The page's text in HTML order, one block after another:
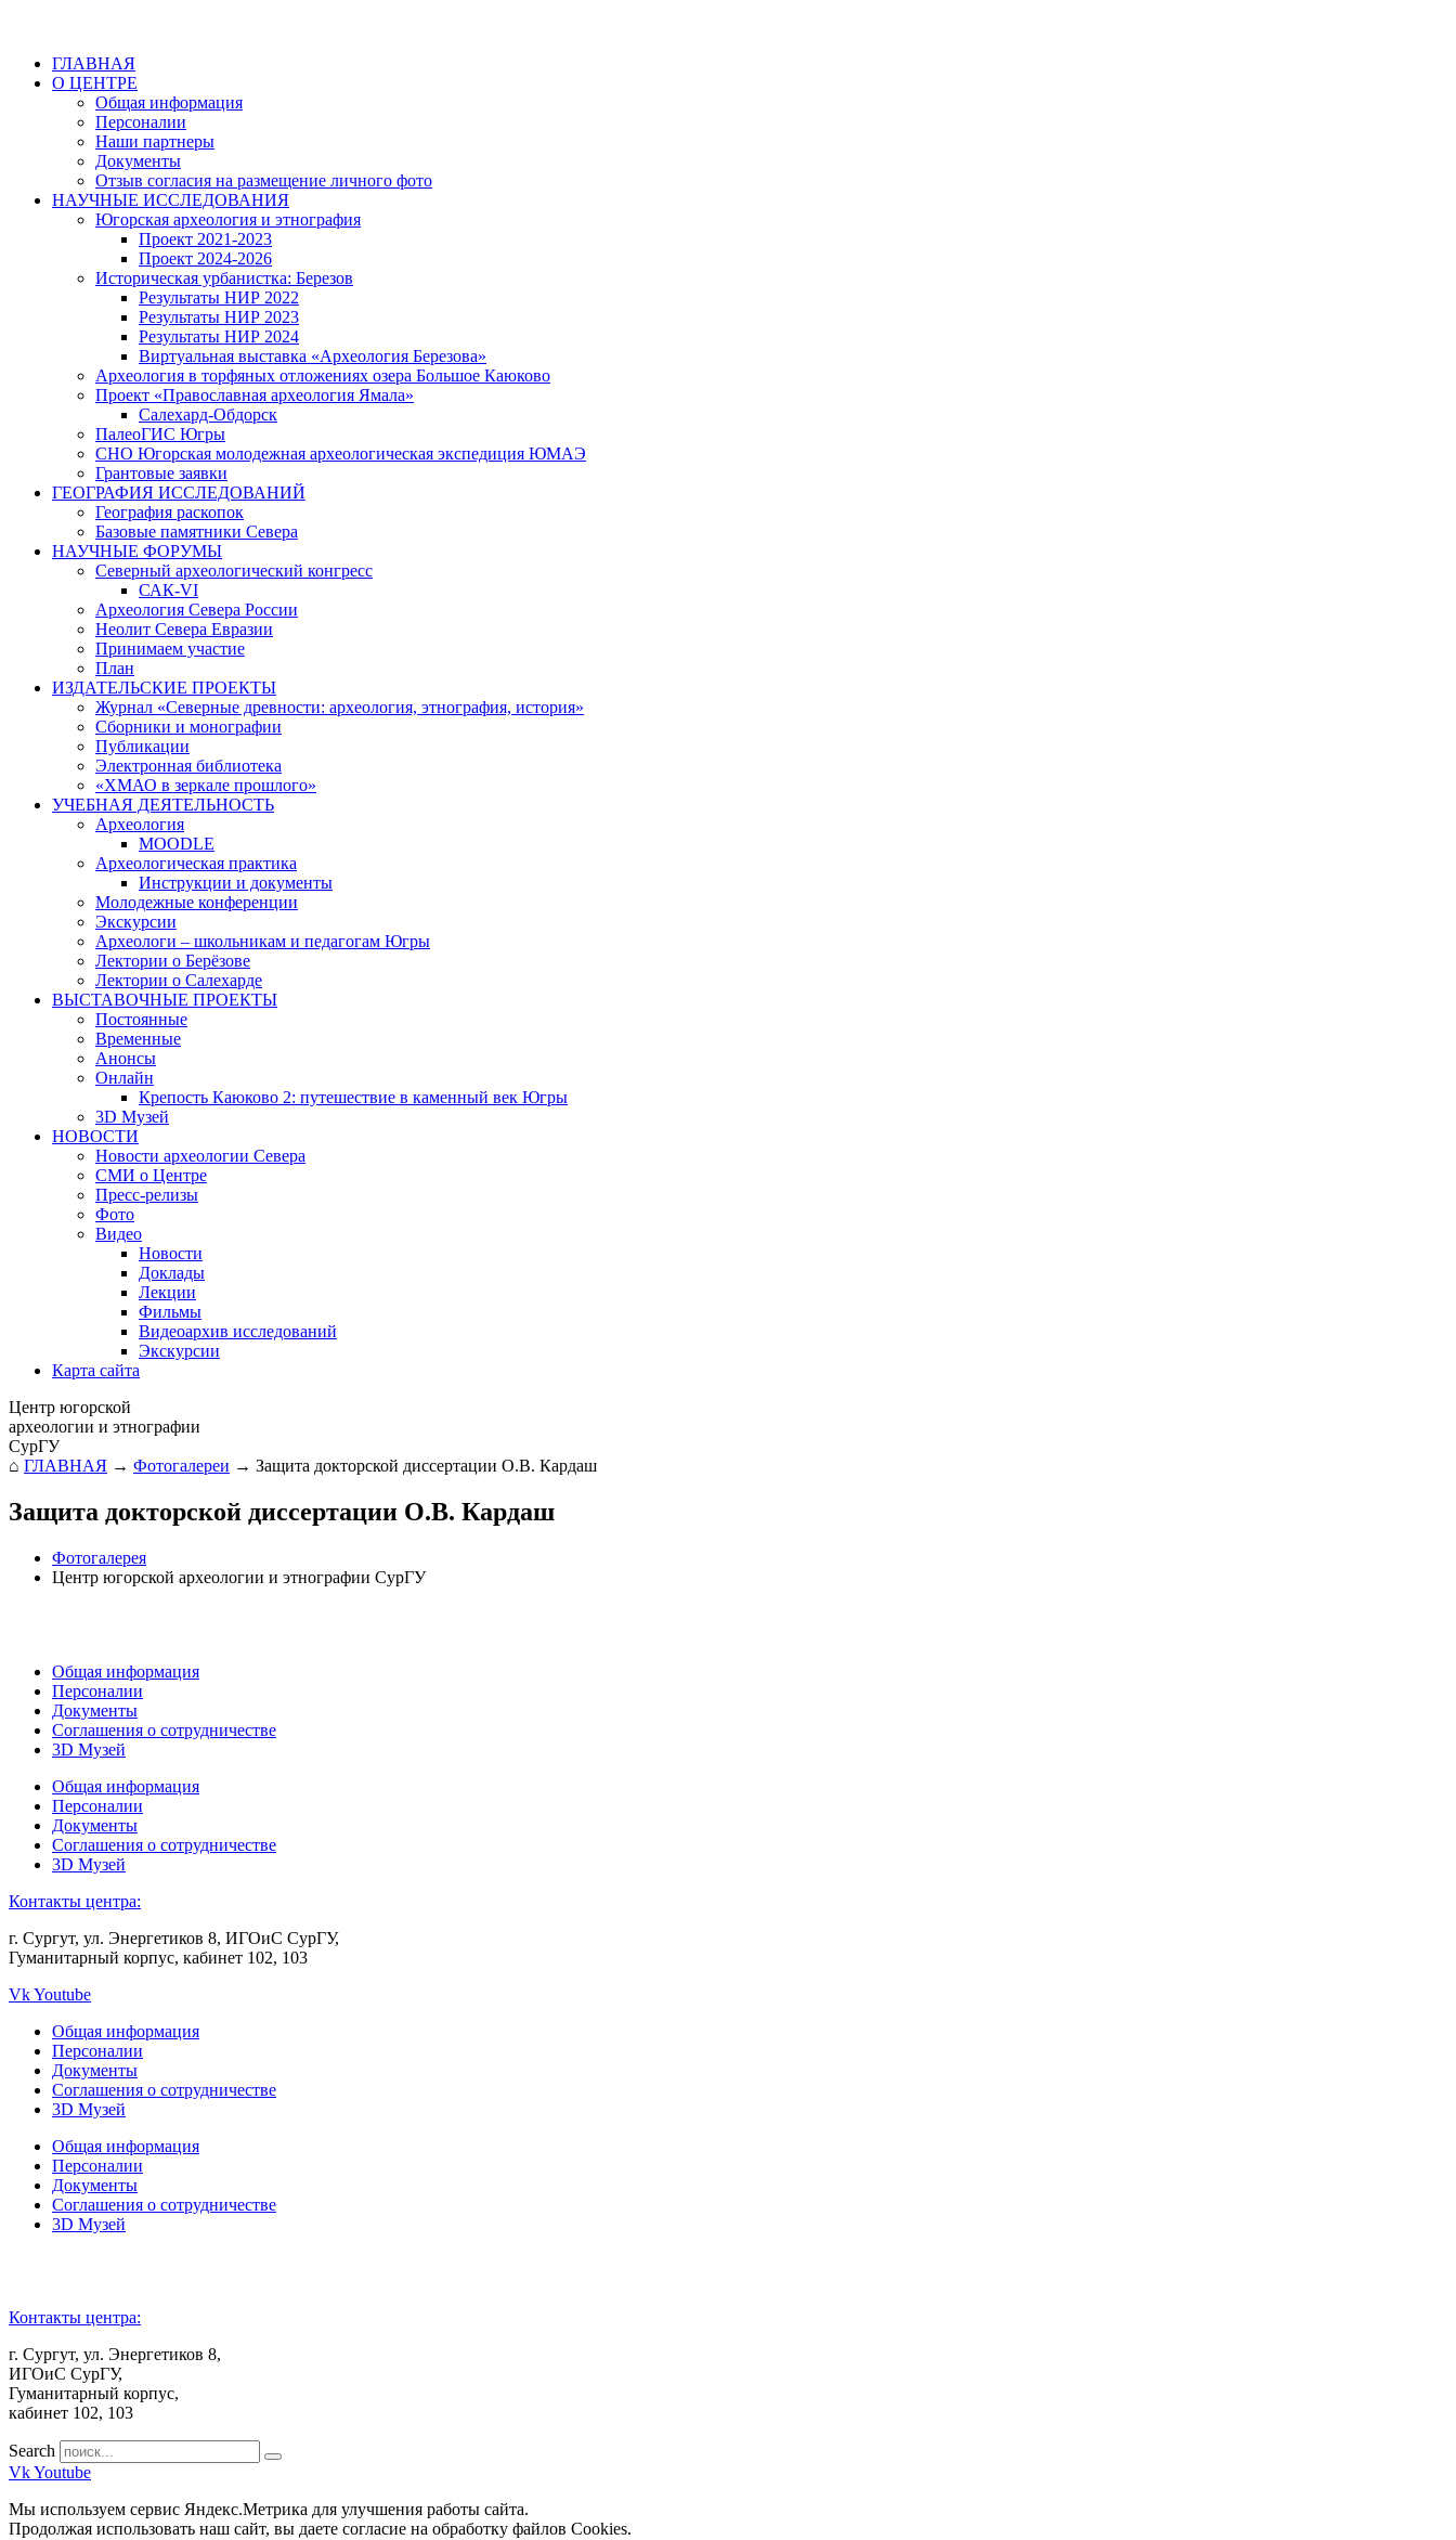
ГЛАВНАЯ
О ЦЕНТРЕ
Общая информация
Персоналии
Наши партнеры
Документы
Отзыв согласия на размещение личного фото
НАУЧНЫЕ ИССЛЕДОВАНИЯ
Югорская археология и этнография
Проект 2021-2023
Проект 2024-2026
Историческая урбанистка: Березов
Результаты НИР 2022
Результаты НИР 2023
Результаты НИР 2024
Виртуальная выставка «Археология Березова»
Археология в торфяных отложениях озера Большое Каюково
Проект «Православная археология Ямала»
Салехард-Обдорск
ПалеоГИС Югры
СНО Югорская молодежная археологическая экспедиция ЮМАЭ
Грантовые заявки
ГЕОГРАФИЯ ИССЛЕДОВАНИЙ
География раскопок
Базовые памятники Севера
НАУЧНЫЕ ФОРУМЫ
Северный археологический конгресс
САК-VI
Археология Севера России
Неолит Севера Евразии
Принимаем участие
План
ИЗДАТЕЛЬСКИЕ ПРОЕКТЫ
Журнал «Северные древности: археология, этнография, история»
Сборники и монографии
Публикации
Электронная библиотека
«ХМАО в зеркале прошлого»
УЧЕБНАЯ ДЕЯТЕЛЬНОСТЬ
Археология
MOODLE
Археологическая практика
Инструкции и документы
Молодежные конференции
Экскурсии
Археологи – школьникам и педагогам Югры
Лектории о Берёзове
Лектории о Салехарде
ВЫСТАВОЧНЫЕ ПРОЕКТЫ
Постоянные
Временные
Анонсы
Онлайн
Крепость Каюково 2: путешествие в каменный век Югры
3D Музей
НОВОСТИ
Новости археологии Севера
СМИ о Центре
Пресс-релизы
Фото
Видео
Новости
Доклады
Лекции
Фильмы
Видеоархив исследований
Экскурсии
Карта сайта
Центр югорской
археологии и этнографии
СурГУ
⌂ ГЛАВНАЯ → Фотогалереи → Защита докторской диссертации О.В. Кардаш
Защита докторской диссертации О.В. Кардаш
Фотогалерея
Центр югорской археологии и этнографии СурГУ
Общая информация
Персоналии
Документы
Соглашения о сотрудничестве
3D Музей
Общая информация
Персоналии
Документы
Соглашения о сотрудничестве
3D Музей
Контакты центра:
г. Сургут, ул. Энергетиков 8, ИГОиС СурГУ,
Гуманитарный корпус, кабинет 102, 103
VkYoutube
Общая информация
Персоналии
Документы
Соглашения о сотрудничестве
3D Музей
Общая информация
Персоналии
Документы
Соглашения о сотрудничестве
3D Музей
Контакты центра:
г. Сургут, ул. Энергетиков 8,
ИГОиС СурГУ,
Гуманитарный корпус,
кабинет 102, 103
Search
VkYoutube
Мы используем сервис Яндекс.Метрика для улучшения работы сайта.
Продолжая использовать наш сайт, вы даете согласие на обработку файлов Cookies.